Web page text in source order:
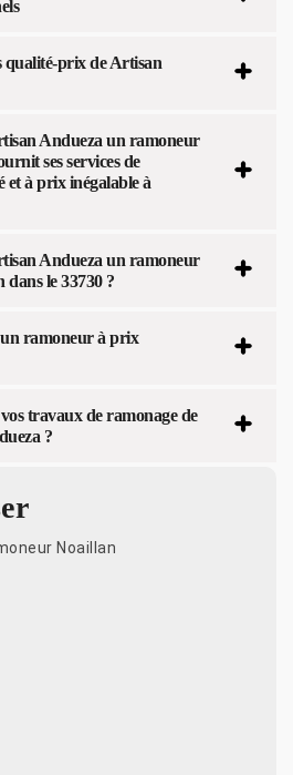
qualité-prix de Artisan
Andueza un ramoneur
ses services de
et à prix inégalable à
Andueza un ramoneur
le 33730 ?
un ramoneur à prix
travaux de ramonage de
?
Noaillan